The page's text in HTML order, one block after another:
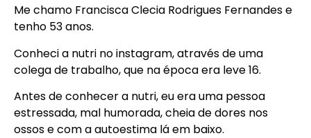
Me chamo Francisca Clecia Rodrigues Fernandes e
tenho 53 anos.
Conheci a nutri no instagram, através de uma
colega de trabalho, que na época era leve 16.
Antes de conhecer a nutri, eu era uma pessoa
estressada, mal humorada, cheia de dores nos
ossos e com a autoestima lá em baixo.